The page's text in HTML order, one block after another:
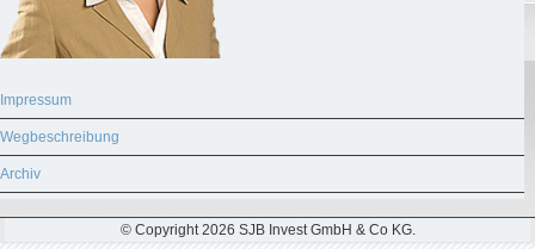
Impressum
Wegbeschreibung
Archiv
© Copyright 2026 SJB Invest GmbH & Co KG.